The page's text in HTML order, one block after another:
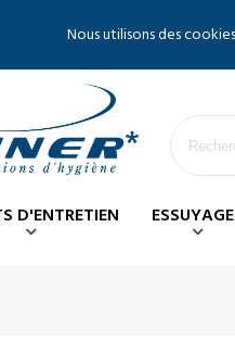
Nous utilisons des
D'ENTRETIEN ESSUYAGE